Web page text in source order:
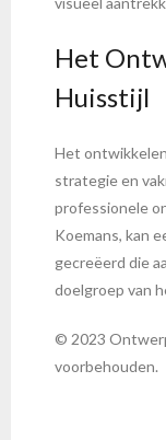
Het
Huisstijl
Het
strategie en
professionele
Koemans, kan
gecreëerd die
doelgroep van
© 2023
voorbehouden.